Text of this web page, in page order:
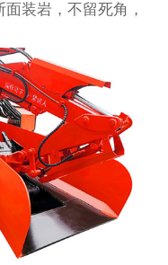
装岩，不留死角，